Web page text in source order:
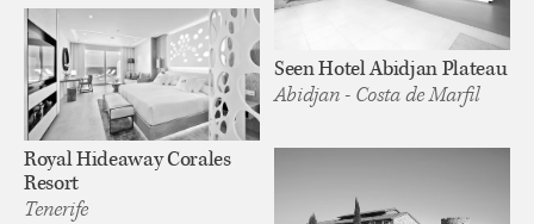
Seen Hotel Abidjan Plateau
Abidjan - Costa de Marfil
Royal Hideaway Corales
Resort
Tenerife